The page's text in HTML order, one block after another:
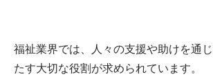
福祉業界では、人々の支援や助けを通
たす大切な役割が求められています。